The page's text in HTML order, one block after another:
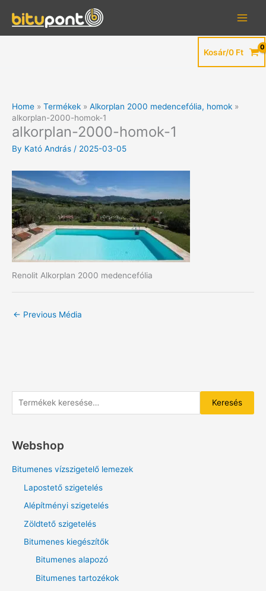
content
Kosár/0 Ft
e
e
Keresés
Webshop
Bitumenes vízszigetelő lemezek
Lapostető szigetelés
Alépítményi szigetelés
Zöldtető szigetelés
Bitumenes kiegészítők
Bitumenes alapozó
Bitumenes tartozékok
Home Termékek
Alkorplan 2000 medencefólia, homok
alkorplan-2000-homok-1
alkorplan-2000-homok-1
By Kató András / 2025-03-05
Renolit Alkorplan 2000 medencefólia
← Previous Média